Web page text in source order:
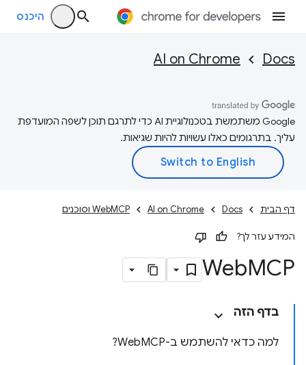
היכנס
Docs
AI on Chrome
‫Google משתמשת בטכנולוגיית AI כדי לתרגם תוכן לשפה המועדפת
עליך. בתרגומים כאלו עשויות להיות שגיאות.
דף הבית Docs
AI on Chrome WebMCP וסוכנים
המידע עזר לך?
WebMCP
בדף הזה
למה כדאי להשתמש ב-WebMCP?